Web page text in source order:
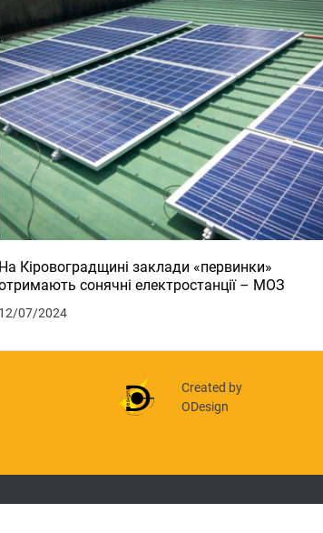
На Кіровоградщині заклади «первинки»
сонячні електростанції – МОЗ
12/07/2024
Created by
ODesign